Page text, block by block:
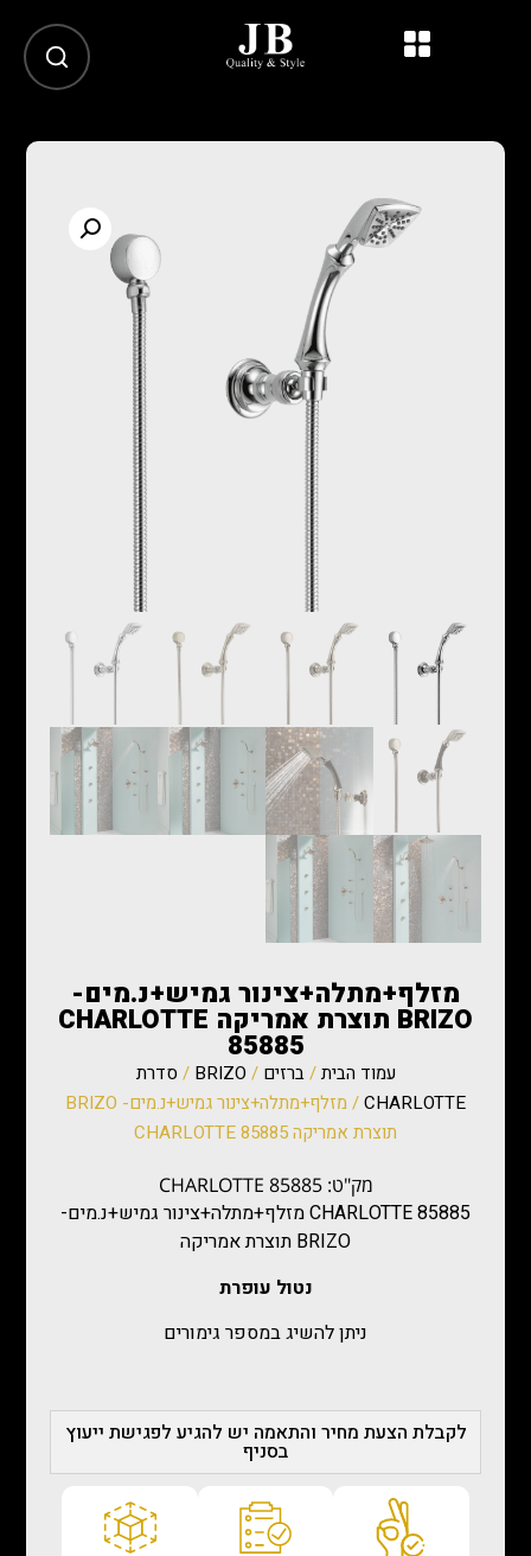
מזלף+מתלה+צינור גמיש+נ.מים-
BRIZO תוצרת אמריקה CHARLOTTE
85885
עמוד הבית/ברזים /
BRIZO
/ סדרת
CHARLOTTE
/ מזלף+מתלה+צינור גמיש+נ.מים- BRIZO
תוצרת אמריקה CHARLOTTE 85885
מק"ט: CHARLOTTE 85885
CHARLOTTE 85885 מזלף+מתלה+צינור גמיש+נ.מים-
BRIZO תוצרת אמריקה
נטול עופרת
ניתן להשיג במספר גימורים
לקבלת הצעת מחיר והתאמה יש להגיע לפגישת ייעוץ
בסניף